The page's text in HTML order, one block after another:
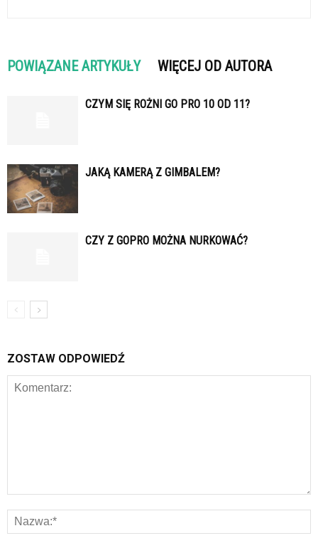
POWIĄZANE ARTYKUŁY WIĘCEJ OD AUTORA
CZYM SIĘ ROŻNI GO PRO 10 OD 11?
JAKĄ KAMERĄ Z GIMBALEM?
CZY Z GOPRO MOŻNA NURKOWAĆ?
ZOSTAW ODPOWIEDŹ